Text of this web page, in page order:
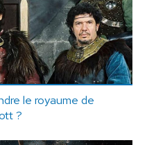
le royaume de
?